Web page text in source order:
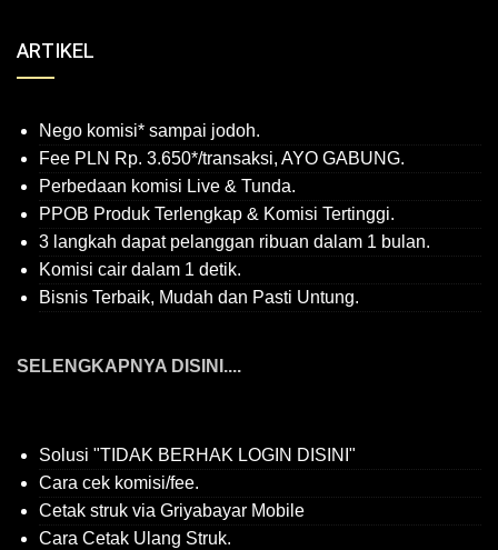
ARTIKEL
Nego komisi* sampai jodoh.
Fee PLN Rp. 3.650*/transaksi, AYO GABUNG.
Perbedaan komisi Live & Tunda.
PPOB Produk Terlengkap & Komisi Tertinggi.
3 langkah dapat pelanggan ribuan dalam 1 bulan.
Komisi cair dalam 1 detik.
Bisnis Terbaik, Mudah dan Pasti Untung.
SELENGKAPNYA DISINI....
Solusi "TIDAK BERHAK LOGIN DISINI"
Cara cek komisi/fee.
Cetak struk via Griyabayar Mobile
Cara Cetak Ulang Struk.